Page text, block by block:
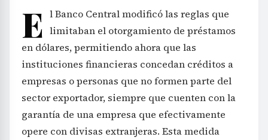
E l Banco Central modificó las reglas que
limitaban el otorgamiento de préstamos
en dólares, permitiendo ahora que las
instituciones financieras concedan créditos a
empresas o personas que no formen parte del
sector exportador, siempre que cuenten con la
garantía de una empresa que efectivamente
opere con divisas extranjeras. Esta medida